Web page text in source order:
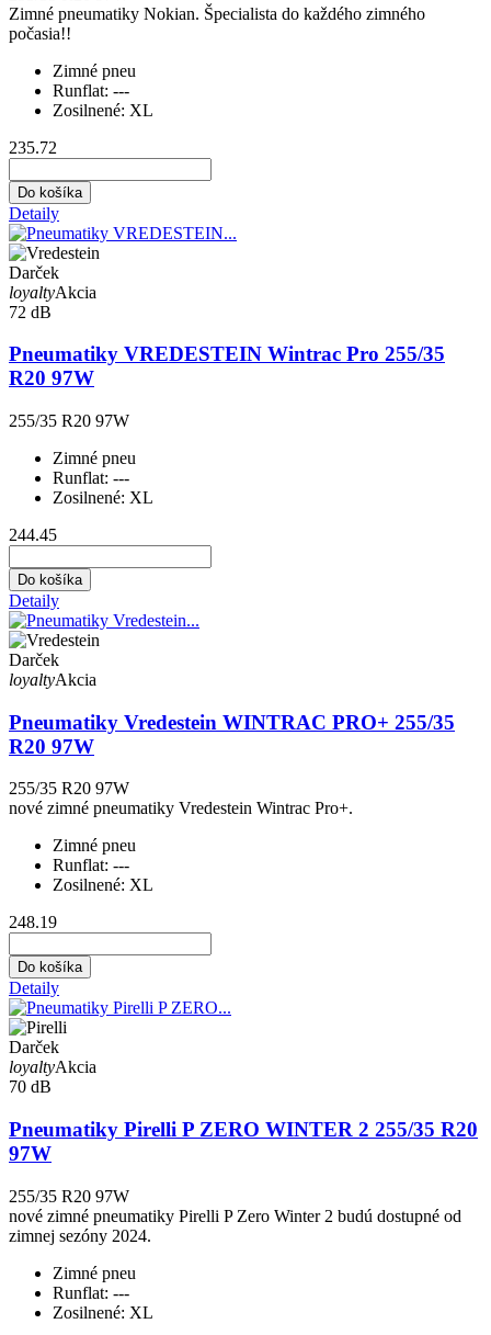
Zimné pneumatiky Nokian. Špecialista do každého zimného
počasia!!
Zimné pneu
Runflat: ---
Zosilnené: XL
235.72
Do košíka
Detaily
Darček
loyaltyAkcia
72 dB
Pneumatiky VREDESTEIN Wintrac Pro 255/35
R20 97W
255/35 R20 97W
Zimné pneu
Runflat: ---
Zosilnené: XL
244.45
Do košíka
Detaily
Darček
loyaltyAkcia
Pneumatiky Vredestein WINTRAC PRO+ 255/35
R20 97W
255/35 R20 97W
nové zimné pneumatiky Vredestein Wintrac Pro+.
Zimné pneu
Runflat: ---
Zosilnené: XL
248.19
Do košíka
Detaily
Darček
loyaltyAkcia
70 dB
Pneumatiky Pirelli P ZERO WINTER 2 255/35 R20
97W
255/35 R20 97W
nové zimné pneumatiky Pirelli P Zero Winter 2 budú dostupné od
zimnej sezóny 2024.
Zimné pneu
Runflat: ---
Zosilnené: XL